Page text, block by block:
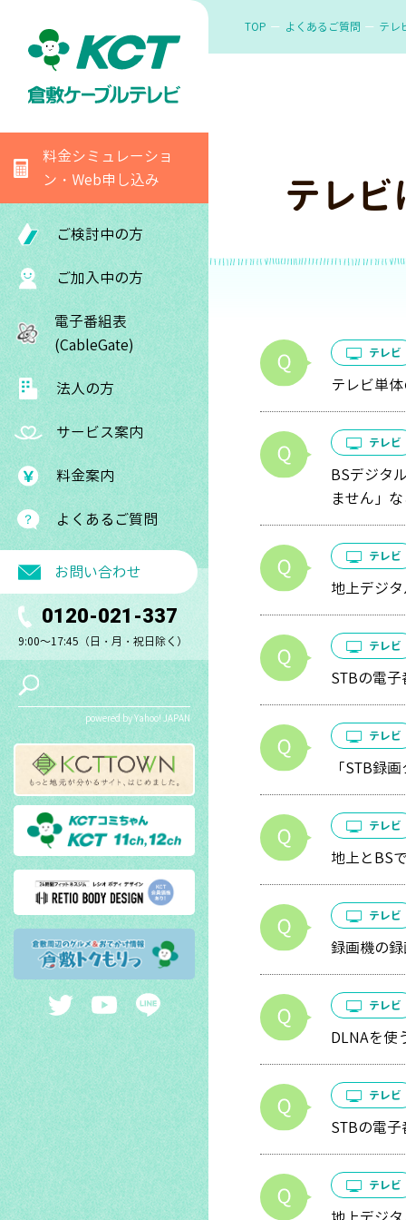
料金シミュレーショ
ン・Web申し込み
ご検討中の方
ご加入中の方
電子番組表
(CableGate)
法人の方
サービス案内
料金案内
よくあるご質問
お問い合わせ
0120-021-337
9:00～17:45（日・月・祝日除く）
powered by Yahoo! JAPAN
TOP よくあるご質問 テレ
テレ
テレビ
テレビ単
テレビ
BSデジタ
ません」
テレビ
地上デジ
テレビ
STBの電
テレビ
「STB録
テレビ
地上とBS
テレビ
録画機の
テレビ
DLNAを使
テレビ
STBの電
テレビ